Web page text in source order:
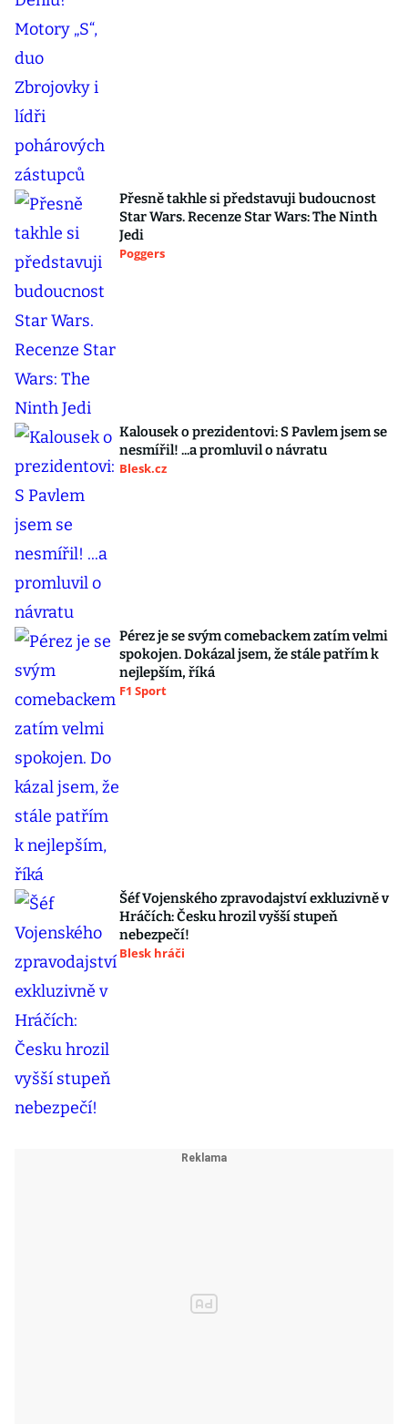
Přesně takhle si představuji budoucnost
Star Wars. Recenze Star Wars: The Ninth
Jedi
Poggers
Kalousek o prezidentovi: S Pavlem jsem se
nesmířil! ...a promluvil o návratu
Blesk.cz
Pérez je se svým comebackem zatím velmi
spokojen. Dokázal jsem, že stále patřím k
nejlepším, říká
F1 Sport
Šéf Vojenského zpravodajství exkluzivně v
Hráčích: Česku hrozil vyšší stupeň
nebezpečí!
Blesk hráči